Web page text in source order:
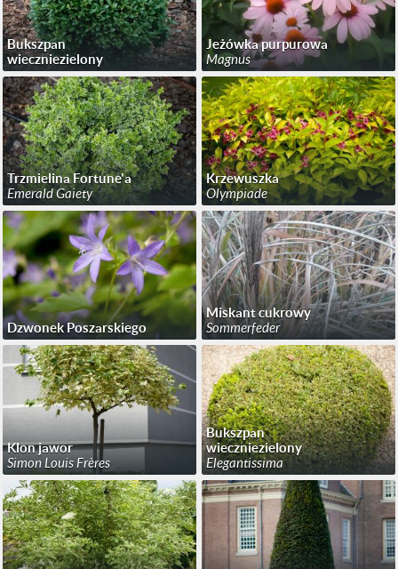
Bukszpan
wieczniezielony
Jeżówka purpurowa
Magnus
Trzmielina Fortune'a
Emerald Gaiety
Krzewuszka
Olympiade
Dzwonek Poszarskiego
Miskant cukrowy
Sommerfeder
Klon jawor
Simon Louis Frères
Bukszpan
wieczniezielony
Elegantissima